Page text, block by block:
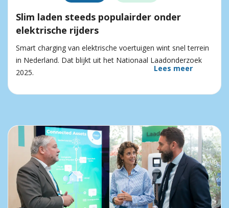
Slim laden steeds populairder onder
elektrische rijders
Smart charging van elektrische voertuigen wint snel terrein
in Nederland. Dat blijkt uit het Nationaal Laadonderzoek
2025.
Lees meer